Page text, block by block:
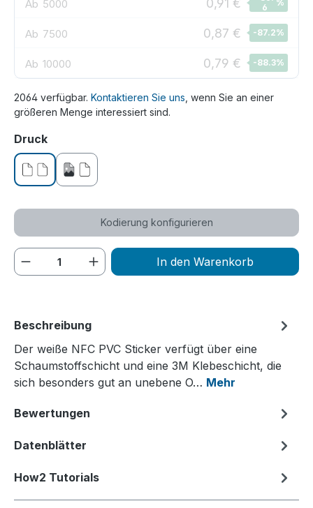
Ab 5000 0,91 €
6
%
Ab 7500 0,87 € -87.2%
Ab 10000 0,79 € -88.3%
2064 verfügbar. Kontaktieren Sie uns , wenn Sie an einer
größeren Menge interessiert sind.
Druckauswählen
ohne Druckeinseitig bedruckt
Kodierung konfigurieren
Produkt Anzahl: Gib den gewünschten
In den Warenkorb
Beschreibung
Der weiße NFC PVC Sticker verfügt über eine
Schaumstoffschicht und eine 3M Klebeschicht, die
sich besonders gut an unebene O… Mehr
Bewertungen
Datenblätter
How2 Tutorials